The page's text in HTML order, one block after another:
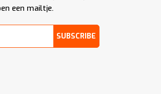
een mailtje.
SUBSCRIBE